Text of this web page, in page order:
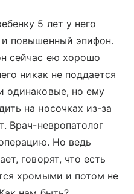
5 лет у него
и повышенный эпифон.
сейчас ею хорошо
никак не поддается
одинаковые, но ему
на носочках из-за
Врач-невропатолог
Но ведь
говорят, что есть
хромыми и потом не